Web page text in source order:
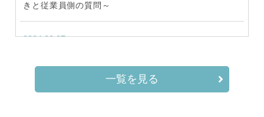
きと従業員側の質問～
2024.08.07
帳簿保存法の内容とやるべきことを中小企業に焦点を
一覧を見る